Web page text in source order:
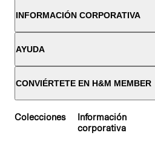
INFORMACIÓN CORPORATIVA
AYUDA
CONVIÉRTETE EN H&M MEMBER
Colecciones
Información
corporativa